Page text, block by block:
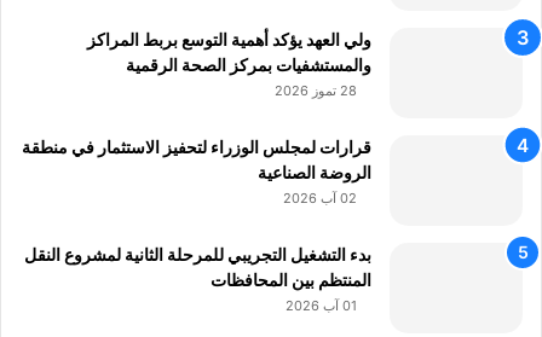
ولي العهد يؤكد أهمية التوسع بربط المراكز
والمستشفيات بمركز الصحة الرقمية
28 تموز 2026
قرارات لمجلس الوزراء لتحفيز الاستثمار في منطقة
الروضة الصناعية
02 آب 2026
بدء التشغيل التجريبي للمرحلة الثانية لمشروع النقل
المنتظم بين المحافظات
01 آب 2026